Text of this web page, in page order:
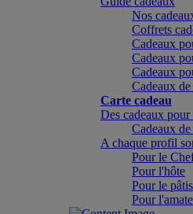
Nos
Coffrets
Cadeaux
Cadeaux
Cadeaux
Cadeaux
Carte cadeau
Des cadeaux pour
Cadeaux
A chaque profil
Pour le
Pour l'hôte
Pour le
Pour